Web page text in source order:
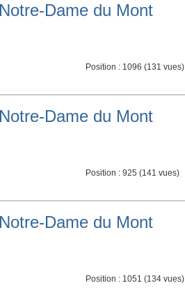
Dame du Mont
Position : 1096 (131 vues)
Dame du Mont
Position : 925 (141 vues)
Dame du Mont
Position : 1051 (134 vues)